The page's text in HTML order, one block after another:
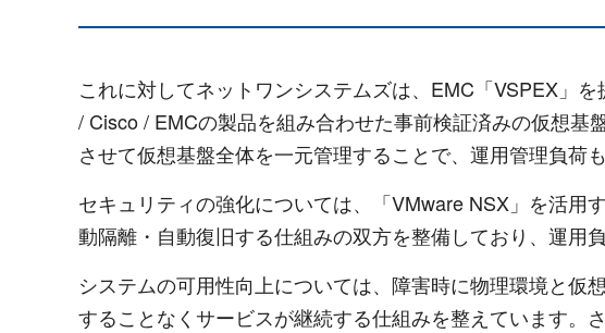
これに対してネットワンシステムズは、EMC「VSPEX」
/ Cisco / EMCの製品を組み合わせた事前検証済みの仮想
させて仮想基盤全体を一元管理することで、運用管理負荷
セキュリティの強化については、「VMware NSX」を活用
動隔離・自動復旧する仕組みの双方を整備しており、運用
システムの可用性向上については、障害時に物理環境と
することなくサービスが継続する仕組みを整えています。